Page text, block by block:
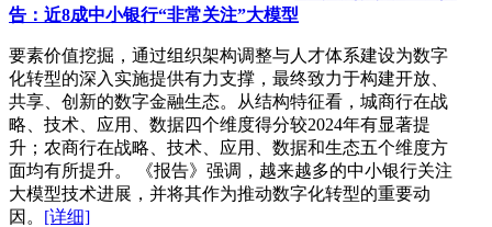
告：近8成中小银行“非常关注”大模型
要素价值挖掘，通过组织架构调整与人才体系建设为数字
化转型的深入实施提供有力支撑，最终致力于构建开放、
共享、创新的数字金融生态。从结构特征看，城商行在战
略、技术、应用、数据四个维度得分较2024年有显著提
升；农商行在战略、技术、应用、数据和生态五个维度方
面均有所提升。 《报告》强调，越来越多的中小银行关注
大模型技术进展，并将其作为推动数字化转型的重要动
因。 [详细]